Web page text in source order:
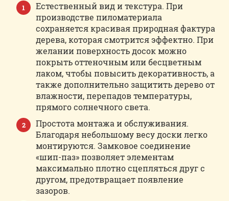
Естественный вид и текстура. При
производстве пиломатериала
сохраняется красивая природная фактура
дерева, которая смотрится эффектно. При
желании поверхность досок можно
покрыть оттеночным или бесцветным
лаком, чтобы повысить декоративность, а
также дополнительно защитить дерево от
влажности, перепадов температуры,
прямого солнечного света.
Простота монтажа и обслуживания.
Благодаря небольшому весу доски легко
монтируются. Замковое соединение
«шип-паз» позволяет элементам
максимально плотно сцепляться друг с
другом, предотвращает появление
зазоров.